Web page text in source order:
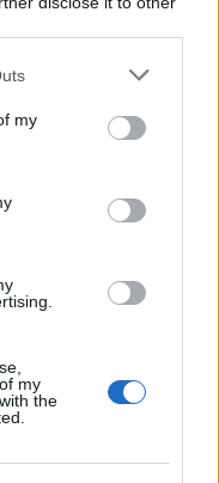
one or more Google
You may click to
third-party tags to
in below Google
my
my
the
Bernd
elhivatott
alkotással
és filmjeivel
kulturális